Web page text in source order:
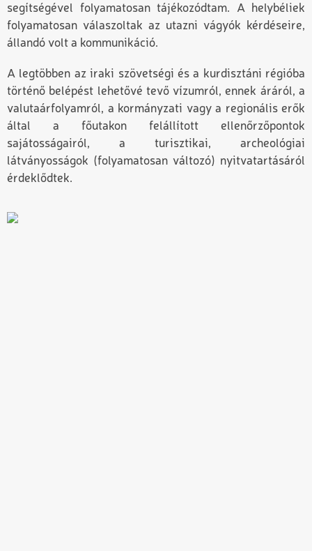
segítségével folyamatosan tájékozódtam. A helybéliek
folyamatosan válaszoltak az utazni vágyók kérdéseire,
állandó volt a kommunikáció.
A legtöbben az iraki szövetségi és a kurdisztáni régióba
történő belépést lehetővé tevő vízumról, ennek áráról, a
valutaárfolyamról, a kormányzati vagy a regionális erők
által a főutakon felállított ellenőrzőpontok
sajátosságairól, a turisztikai, archeológiai
látványosságok (folyamatosan változó) nyitva­tartásáról
érdeklődtek.